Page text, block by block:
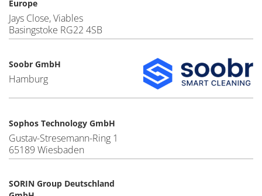
Europe
Jays Close, Viables
Basingstoke RG22 4SB
Soobr GmbH
Hamburg
Sophos Technology GmbH
Gustav-Stresemann-Ring 1
65189 Wiesbaden
SORIN Group Deutschland